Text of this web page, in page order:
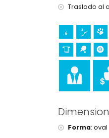
Lugares de
alojamiento)
Museo
Deportes
Tenis,
Golf (Club
Escalada y
Traslado al
Forma: oval